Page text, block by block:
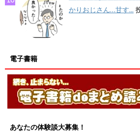
かりおじさん…甘す...
電子書籍
あなたの体験談大募集！